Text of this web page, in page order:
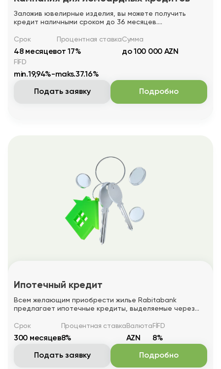
Заложив ювелирные изделия, вы можете получить
кредит наличными сроком до 36 месяцев.
сейчас!
Срок
48 месяцев
Процентная ставка
от 17%
Сумма
до 100 000 AZN
FİFD
min.19,94%-maks.37.16%
Подать заявку Подробно
Ипотечный кредит
Всем желающим приобрести жилье Rabitabank
предлагает ипотечные кредиты, выделяемые через
Срок
300 месяцев
Процентная ставка
8%
Валюта
AZN
FİFD
8%
Подать заявку Подробно